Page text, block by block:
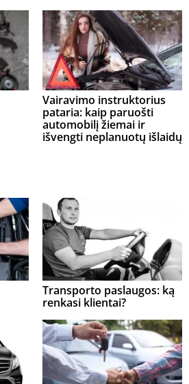
Vairavimo instruktorius
pataria: kaip paruošti
automobilį žiemai ir
išvengti neplanuotų išlaidų
Transporto paslaugos: ką
renkasi klientai?